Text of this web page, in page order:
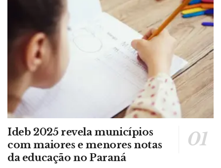
Ideb 2025 revela municípios
com maiores e menores notas
da educação no Paraná